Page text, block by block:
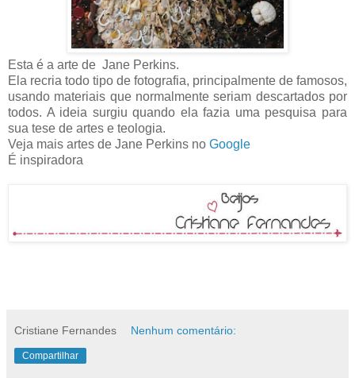
Esta é a arte de Jane Perkins.
Ela recria todo tipo de fotografia, principalmente de famosos,
usando materiais que normalmente seriam descartados por
todos. A ideia surgiu quando ela fazia uma pesquisa para
sua tese de artes e teologia.
Veja mais artes de Jane Perkins no Google
É inspiradora
Cristiane Fernandes Nenhum comentário:
Compartilhar